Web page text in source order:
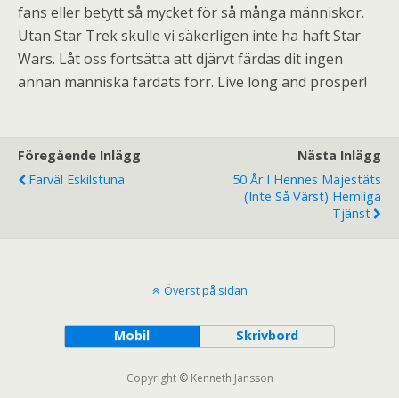
fans eller betytt så mycket för så många människor.
Utan Star Trek skulle vi säkerligen inte ha haft Star
Wars. Låt oss fortsätta att djärvt färdas dit ingen
annan människa färdats förr. Live long and prosper!
Föregående Inlägg
Farväl Eskilstuna
Nästa Inlägg
50 År I Hennes Majestäts
(inte Så Värst) Hemliga
Tjänst
Överst på sidan
Mobil Skrivbord
Copyright © Kenneth Jansson